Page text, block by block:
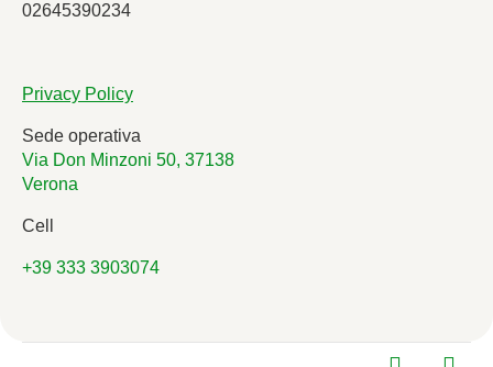
02645390234
Privacy Policy
Sede operativa
Via Don Minzoni 50, 37138
Verona
Cell
+39 333 3903074